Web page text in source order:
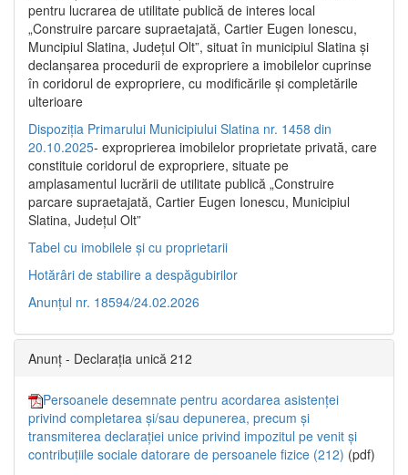
pentru lucrarea de utilitate publică de interes local
„Construire parcare supraetajată, Cartier Eugen Ionescu,
Muncipiul Slatina, Judeţul Olt”, situat în municipiul Slatina şi
declanşarea procedurii de expropriere a imobilelor cuprinse
în coridorul de expropriere, cu modificările şi completările
ulterioare
Dispoziția Primarului Municipiului Slatina nr. 1458 din
20.10.2025- exproprierea imobilelor proprietate privată, care
constituie coridorul de expropriere, situate pe
amplasamentul lucrării de utilitate publică „Construire
parcare supraetajată, Cartier Eugen Ionescu, Municipiul
Slatina, Județul Olt”
Tabel cu imobilele și cu proprietarii
Hotărâri de stabilire a despăgubirilor
Anunțul nr. 18594/24.02.2026
Anunț - Declarația unică 212
Persoanele desemnate pentru acordarea asistenței
privind completarea și/sau depunerea, precum și
transmiterea declarației unice privind impozitul pe venit și
contribuțiile sociale datorare de persoanele fizice (212) (pdf)